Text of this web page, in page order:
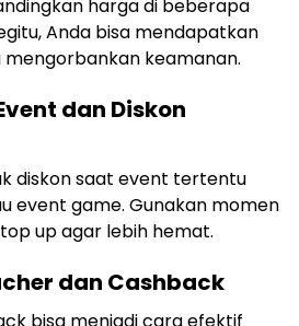
harga di beberapa
Anda bisa mendapatkan
keamanan.
dan Diskon
diskon saat event tertentu
event game. Gunakan momen
up agar lebih hemat.
dan Cashback